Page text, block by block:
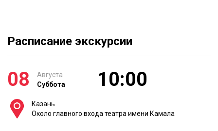
Расписание экскурсии
08
Августа
Суббота
10:00
Казань
Около главного входа театра имени Камала